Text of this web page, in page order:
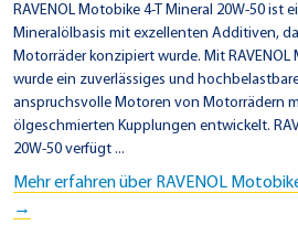
RAVENOL Motobike 4-T Mineral 20W-50 ist
Mineralölbasis mit exzellenten Additiven,
Motorräder konzipiert wurde. Mit RAVENOL
wurde ein zuverlässiges und
anspruchsvolle Motoren von Motorrädern
ölgeschmierten Kupplungen entwickelt.
20W-50 verfügt ...
Mehr erfahren über RAVENOL
→